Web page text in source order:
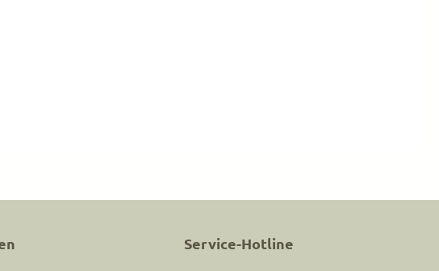
Service-Hotline